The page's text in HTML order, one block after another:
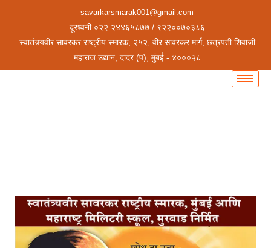
savarkarsmarak001@gmail.com
दूरध्वनी ०२२ २४४६५८७७ / ९२२००७०३८६
स्वातंत्र्यवीर सावरकर राष्ट्रीय स्मारक, २५२, वीर सावरकर मार्ग, छत्रपती शिवाजी
महाराज उद्यान, दादर (प), मुंबई - ४०००२८